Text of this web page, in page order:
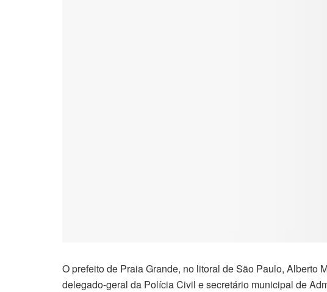
O prefeito de Praia Grande, no litoral de São Paulo, Alberto
delegado-geral da Polícia Civil e secretário municipal de